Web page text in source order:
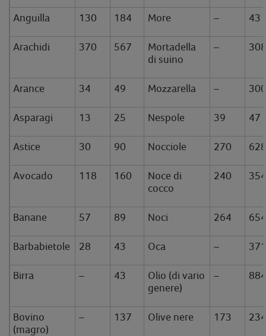
Anguilla 130 184 More – 43
Arachidi 370 567
Mortadella
di suino
–
Arance 34 49 Mozzarella –
Asparagi 13 25 Nespole 39 47
Astice 30 90 Nocciole 270
Avocado 118 160
Noce di
cocco
240
Banane 57 89 Noci 264
Barbabietole 28 43 Oca –
Birra – 43
Olio (di vario
genere)
–
Bovino
(magro)
– 137 Olive nere 173